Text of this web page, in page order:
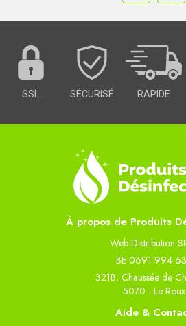
SSL SÉCURISÉ RAPIDE
À propos de Produits
Web-Distribution
BE 0691 994
321B, Chaussée de
5070 - Le Roux
Aide &